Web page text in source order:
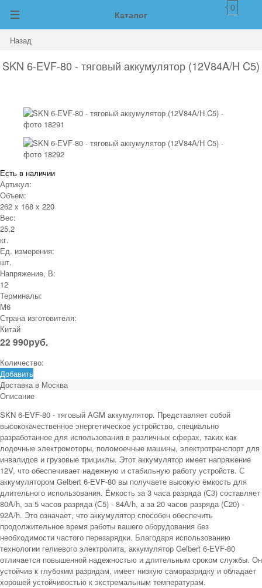
Каталог
0
Назад
SKN 6-EVF-80 - тяговый аккумулятор (12V84A/H C5)
Есть в наличии
Артикул:
Объем:
262 x 168 x 220
Вес:
25,2
кг.
Ед. измерения:
шт.
Напряжение, В:
12
Терминалы:
M6
Страна изготовителя:
Китай
22 990руб.
Количество:
Добавить
Доставка в Москва
Описание
SKN 6-EVF-80 - тяговый AGM аккумулятор. Представляет собой
высококачественное энергетическое устройство, специально
разработанное для использования в различных сферах, таких как
лодочные электромоторы, поломоечные машины, электротранспорт для
инвалидов и грузовые трициклы. Этот аккумулятор имеет напряжение
12V, что обеспечивает надежную и стабильную работу устройств. С
аккумулятором Gelbert 6-EVF-80 вы получаете высокую ёмкость для
длительного использования. Ёмкость за 3 часа разряда (С3) составляет
80A/h, за 5 часов разряда (С5) - 84A/h, а за 20 часов разряда (С20) -
92A/h. Это означает, что аккумулятор способен обеспечить
продолжительное время работы вашего оборудования без
необходимости частого перезарядки. Благодаря использованию
технологии гелиевого электролита, аккумулятор Gelbert 6-EVF-80
отличается повышенной надежностью и длительным сроком службы. Он
устойчив к глубоким разрядам, имеет низкую саморазрядку и обладает
хорошей устойчивостью к экстремальным температурам.